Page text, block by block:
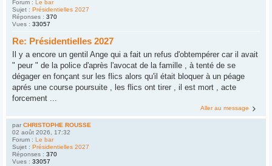
Forum : Le bar
Sujet : Présidentielles 2027
Réponses : 370
Vues : 33057
Re: Présidentielles 2027
Il y a encore un gentil Ange qui a fait un refus d'obtempérer car il avait
" peur " de la police d'après l'avocat de la famille , à tenté de se
dégager en fonçant sur les flics alors qu'il était bloquer à un péage
aprés une course poursuite , les flics ont tirer , il est mort , acte
forcement ...
Aller au message
par CHRISTOPHE ROUSSE
02 août 2026, 17:32
Forum : Le bar
Sujet : Présidentielles 2027
Réponses : 370
Vues : 33057